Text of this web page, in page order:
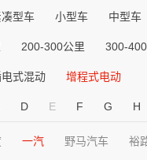
凑型车 小型车 中型车
200-300公里 300-
式混动 增程式电动
D E F G H
一汽 野马汽车 裕